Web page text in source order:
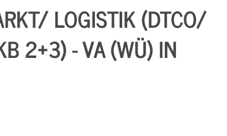
LOGISTIK (DTCO/
2+3) - VA (WÜ) IN